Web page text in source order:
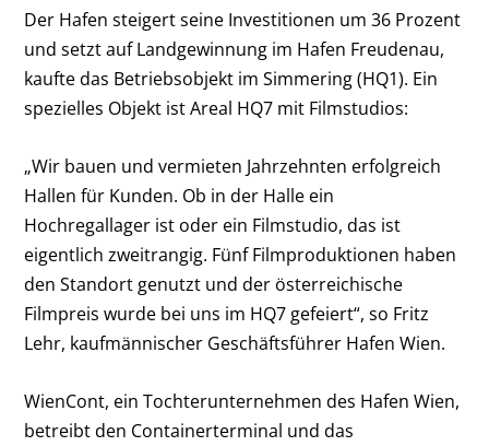
Der Hafen steigert seine Investitionen um 36 Prozent
und setzt auf Landgewinnung im Hafen Freudenau,
kaufte das Betriebsobjekt im Simmering (HQ1). Ein
spezielles Objekt ist Areal HQ7 mit Filmstudios:
„Wir bauen und vermieten Jahrzehnten erfolgreich
Hallen für Kunden. Ob in der Halle ein
Hochregallager ist oder ein Filmstudio, das ist
eigentlich zweitrangig. Fünf Filmproduktionen haben
den Standort genutzt und der österreichische
Filmpreis wurde bei uns im HQ7 gefeiert“, so Fritz
Lehr, kaufmännischer Geschäftsführer Hafen Wien.
WienCont, ein Tochterunternehmen des Hafen Wien,
betreibt den Containerterminal und das